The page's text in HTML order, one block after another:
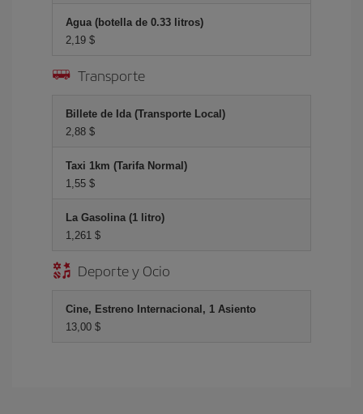
Agua (botella de 0.33 litros)
2,19 $
Transporte
Billete de Ida (Transporte Local)
2,88 $
Taxi 1km (Tarifa Normal)
1,55 $
La Gasolina (1 litro)
1,261 $
Deporte y Ocio
Cine, Estreno Internacional, 1 Asiento
13,00 $